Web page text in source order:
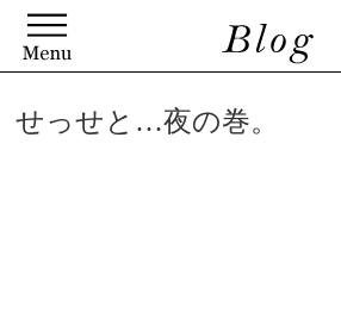
せっせと…夜の巻。